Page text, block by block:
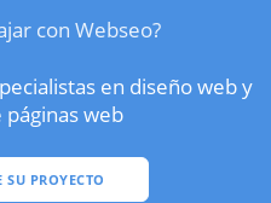
con Webseo?
en diseño web y
web
SU PROYECTO